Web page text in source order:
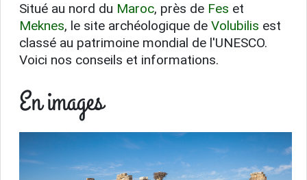
Situé au nord du Maroc, près de Fes et
Meknes, le site archéologique de Volubilis est
classé au patrimoine mondial de l'UNESCO.
Voici nos conseils et informations.
En images